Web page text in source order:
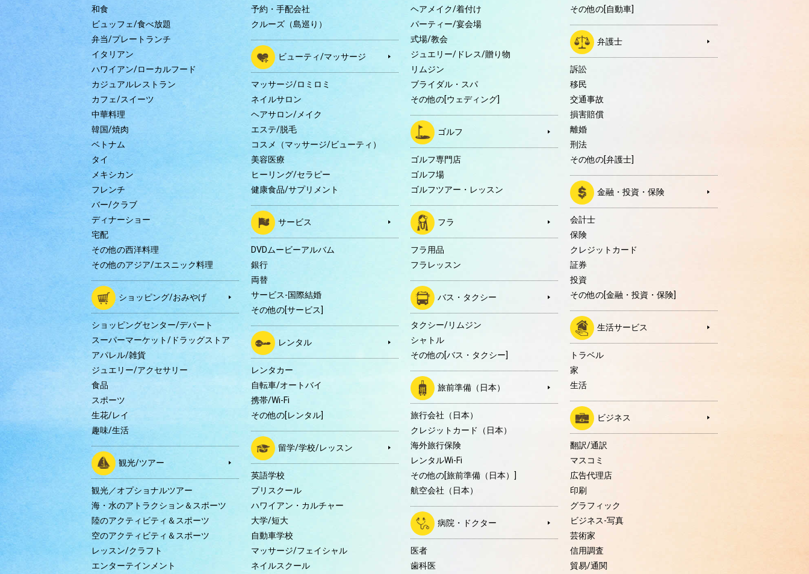
和食
ビュッフェ/食べ放題
弁当/プレートランチ
イタリアン
ハワイアン/ローカルフード
カジュアルレストラン
カフェ/スイーツ
中華料理
韓国/焼肉
ベトナム
タイ
メキシカン
フレンチ
バー/クラブ
ディナーショー
宅配
その他の西洋料理
その他のアジア/エスニック料理
ショッピング/おみやげ
ショッピングセンター/デパート
スーパーマーケット/ドラッグストア
アパレル/雑貨
ジュエリー/アクセサリー
食品
スポーツ
生花/レイ
趣味/生活
観光/ツアー
観光／オプショナルツアー
海・水のアトラクション＆スポーツ
陸のアクティビティ＆スポーツ
空のアクティビティ＆スポーツ
レッスン/クラフト
エンターテインメント
予約・手配会社
クルーズ（島巡り）
ビューティ/マッサージ
マッサージ/ロミロミ
ネイルサロン
ヘアサロン/メイク
エステ/脱毛
コスメ（マッサージ/ビューティ）
美容医療
ヒーリング/セラピー
健康食品/サプリメント
サービス
DVDムービーアルバム
銀行
両替
サービス-国際結婚
その他の[サービス]
レンタル
レンタカー
自転車/オートバイ
携帯/Wi-Fi
その他の[レンタル]
留学/学校/レッスン
英語学校
プリスクール
ハワイアン・カルチャー
大学/短大
自動車学校
マッサージ/フェイシャル
ネイルスクール
ヘアメイク/着付け
パーティー/宴会場
式場/教会
ジュエリー/ドレス/贈り物
リムジン
ブライダル・スパ
その他の[ウェディング]
ゴルフ
ゴルフ専門店
ゴルフ場
ゴルフツアー・レッスン
フラ
フラ用品
フラレッスン
バス・タクシー
タクシー/リムジン
シャトル
その他の[バス・タクシー]
旅前準備（日本）
旅行会社（日本）
クレジットカード（日本）
海外旅行保険
レンタルWi-Fi
その他の[旅前準備（日本）]
航空会社（日本）
病院・ドクター
医者
歯科医
その他の[自動車]
弁護士
訴訟
移民
交通事故
損害賠償
離婚
刑法
その他の[弁護士]
金融・投資・保険
会計士
保険
クレジットカード
証券
投資
その他の[金融・投資・保険]
生活サービス
トラベル
家
生活
ビジネス
翻訳/通訳
マスコミ
広告代理店
印刷
グラフィック
ビジネス-写真
芸術家
信用調査
貿易/通関